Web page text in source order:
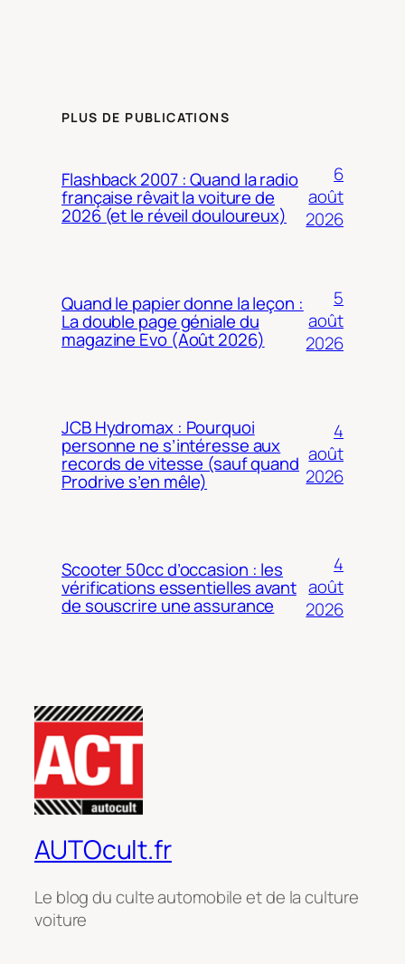
PLUS DE PUBLICATIONS
Flashback 2007 : Quand la radio
française rêvait la voiture de
2026 (et le réveil douloureux)
6
août
2026
Quand le papier donne la leçon :
La double page géniale du
magazine Evo (Août 2026)
5
août
2026
JCB Hydromax : Pourquoi
personne ne s’intéresse aux
records de vitesse (sauf quand
Prodrive s’en mêle)
4
août
2026
Scooter 50cc d’occasion : les
vérifications essentielles avant
de souscrire une assurance
4
août
2026
AUTOcult.fr
Le blog du culte automobile et de la culture
voiture